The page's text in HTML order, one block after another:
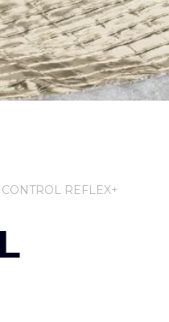
REFLEX+